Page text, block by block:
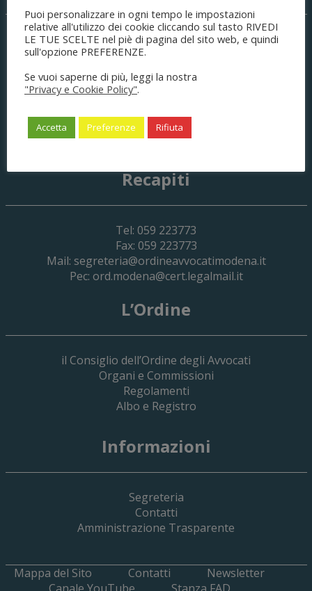
Palazzo di Giustizia
C.so Canalgrande, 77
41121
Modena
C.F. 80008490361
P.IVA 03404120366
cod.un.fatturaz.: UFPJXM
no CIG
Recapiti
Tel: 059 223773
Fax: 059 223773
Mail: segreteria@ordineavvocatimodena.it
Pec: ord.modena@cert.legalmail.it
L’Ordine
il Consiglio dell’Ordine degli Avvocati
Organi e Commissioni
Regolamenti
Albo e Registro
Informazioni
Segreteria
Contatti
Amministrazione Trasparente
Mappa del Sito Contatti
Newsletter
Puoi personalizzare in ogni tempo le impostazioni
relative all'utilizzo dei cookie cliccando sul tasto RIVEDI
LE TUE SCELTE nel piè di pagina del sito web, e quindi
sull'opzione PREFERENZE.
Se vuoi saperne di più, leggi la nostra
"Privacy e Cookie Policy".
Accetta Preferenze Rifiuta